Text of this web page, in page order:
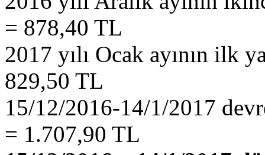
= 878,40 TL
2017 yılı Ocak ayının ilk
829,50 TL
15/12/2016-14/1/2017
= 1.707,90 TL